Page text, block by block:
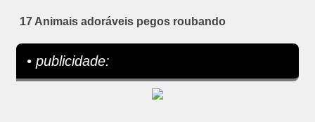
17 Animais adoráveis pegos roubando
• publicidade: